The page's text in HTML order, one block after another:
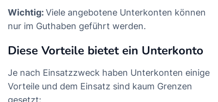
Wichtig:Viele angebotene Unterkonten können
nur im Guthaben geführt werden.
Diese Vorteile bietet ein Unterkonto
Je nach Einsatzzweck haben Unterkonten einige
Vorteile und dem Einsatz sind kaum Grenzen
gesetzt: